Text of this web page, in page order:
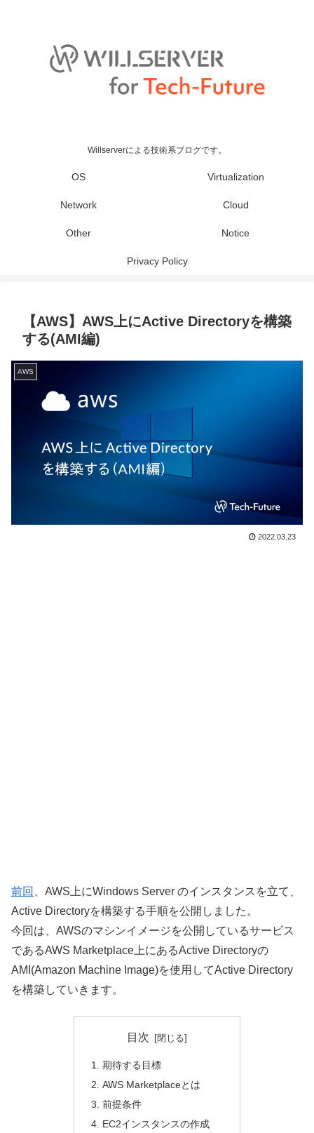
Willserverによる技術系ブログです。
OS Virtualization
Network Cloud
Other Notice
Privacy Policy
【AWS】AWS上にActive Directoryを構築
する(AMI編)
AWS
2022.03.23
前回
、AWS上にWindows Server のインスタンスを立て、
Active Directoryを構築する手順を公開しました。
今回は、AWSのマシンイメージを公開しているサービス
であるAWS Marketplace上にあるActive Directoryの
AMI(Amazon Machine Image)を使用してActive Directory
を構築していきます。
目次
期待する目標
AWS Marketplaceとは
前提条件
EC2インスタンスの作成